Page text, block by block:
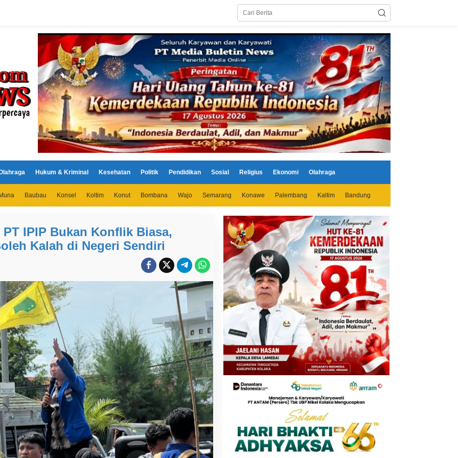
Hukum & Kriminal Kesehatan Politik Pendidikan Sosial Religius Ekonomi Olahraga
Baubau Konsel Koltim Konut Bombana Wajo Semarang Konawe Palembang Kaltim Bandung
IPIP Bukan Konflik Biasa,
Kalah di Negeri Sendiri